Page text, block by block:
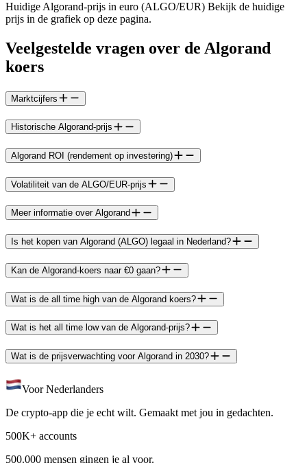
Huidige Algorand-prijs in euro (ALGO/EUR) Bekijk de huidige
prijs in de grafiek op deze pagina.
Veelgestelde vragen over de Algorand
koers
Marktcijfers
Historische Algorand-prijs
Algorand ROI (rendement op investering)
Volatiliteit van de ALGO/EUR-prijs
Meer informatie over Algorand
Is het kopen van Algorand (ALGO) legaal in Nederland?
Kan de Algorand-koers naar €0 gaan?
Wat is de all time high van de Algorand koers?
Wat is het all time low van de Algorand-prijs?
Wat is de prijsverwachting voor Algorand in 2030?
Voor Nederlanders
De crypto-app die je echt wilt. Gemaakt met jou in gedachten.
500K+ accounts
500.000 mensen gingen je al voor.